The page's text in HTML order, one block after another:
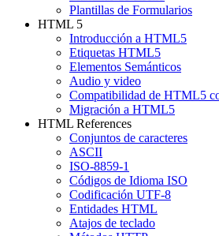
Plantillas de Formularios
HTML 5
Introducción a HTML5
Etiquetas HTML5
Elementos Semánticos
Audio y video
Compatibilidad de HTML5
Migración a HTML5
HTML References
Conjuntos de caracteres
ASCII
ISO-8859-1
Códigos de Idioma ISO
Codificación UTF-8
Entidades HTML
Atajos de teclado